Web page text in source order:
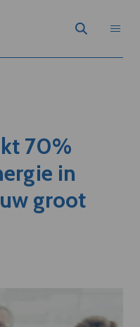
70%
in
groot